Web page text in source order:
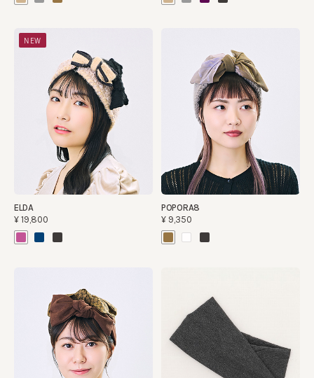
NEW
ELDA
¥19,800
POPORA8
¥9,350